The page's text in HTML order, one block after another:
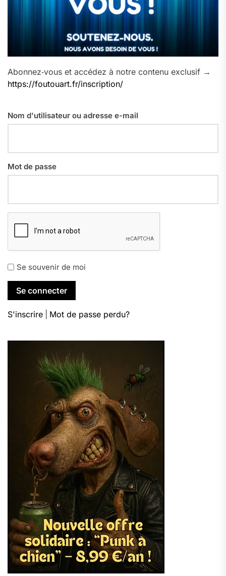
Abonnez‑vous et accédez à notre contenu exclusif →
https://foutouart.fr/inscription/
Nom d'utilisateur ou adresse e-mail
Mot de passe
Se souvenir de moi
S'inscrire Mot de passe perdu?